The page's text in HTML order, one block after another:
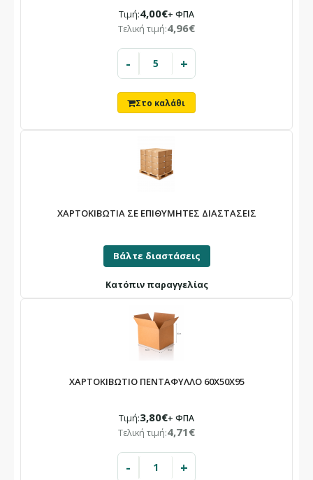
Τιμή:4,00€+ ΦΠΑ
Τελική τιμή:4,96€
- +
ΧΑΡΤΟΚΙΒΩΤΙΑ ΣΕ ΕΠΙΘΥΜΗΤΕΣ ΔΙΑΣΤΑΣΕΙΣ
Βάλτε διαστάσεις
Κατόπιν παραγγελίας
ΧΑΡΤΟΚΙΒΩΤΙΟ ΠΕΝΤΑΦΥΛΛΟ 60X50X95
Τιμή:3,80€+ ΦΠΑ
Τελική τιμή:4,71€
- +